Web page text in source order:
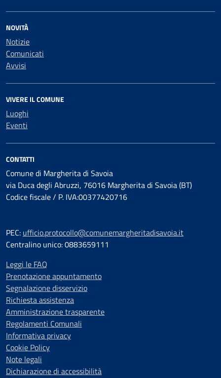
NOVITÀ
Notizie
Comunicati
Avvisi
VIVERE IL COMUNE
Luoghi
Eventi
CONTATTI
Comune di Margherita di Savoia
via Duca degli Abruzzi, 76016 Margherita di Savoia (BT)
Codice fiscale / P. IVA:00377420716
PEC: ufficio.protocollo@comunemargheritadisavoia.it
Centralino unico: 0883659111
Leggi le FAQ
Prenotazione appuntamento
Segnalazione disservizio
Richiesta assistenza
Amministrazione trasparente
Regolamenti Comunali
Informativa privacy
Cookie Policy
Note legali
Dichiarazione di accessibilità